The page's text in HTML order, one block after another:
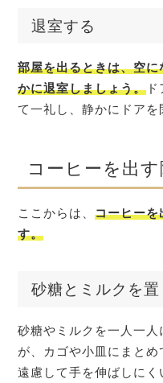
退室する
部屋を出るときは、空
かに退室しましょう。
て一礼し、静かにドアを
コーヒーを出
ここからは、コーヒーを
す。
砂糖とミルクを
砂糖やミルクを一人一
が、カゴや小皿にまとめ
遠慮して手を伸ばしに